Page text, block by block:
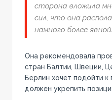
сторона вложила
сил, что она
намного более
Она рекомендовала
стран Балтии, Швеции,
Берлин хочет подойти
должен укрепить